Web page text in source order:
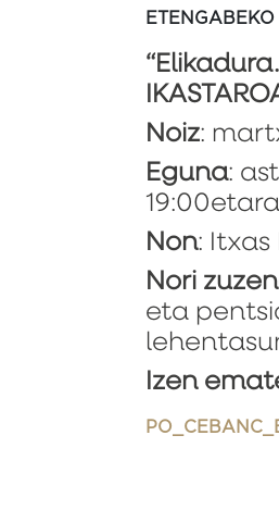
Noiz:
Eguna:
Non:
Nori
eta
Izen